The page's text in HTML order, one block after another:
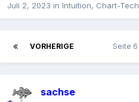
Juli 2, 2023 in Intuition, Chart-
VORHERIGE Seite
sachse